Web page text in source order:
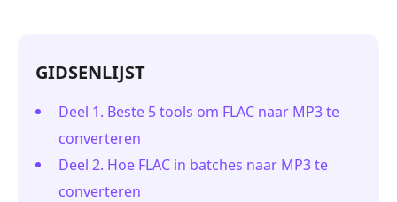
GIDSENLIJST
Deel 1. Beste 5 tools om FLAC naar MP3 te
converteren
Deel 2. Hoe FLAC in batches naar MP3 te
converteren